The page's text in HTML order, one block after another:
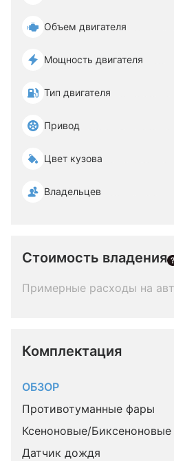
Объем двигателя
Мощность двигателя
Тип двигателя
Привод
Цвет кузова
Владельцев
Стоимость владения
Примерные расходы на
Комплектация
ОБЗОР
Противотуманные фары
Ксеноновые/
Датчик дождя